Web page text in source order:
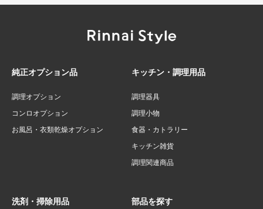
純正オプション品
調理オプション
コンロオプション
お風呂・衣類乾燥オプション
キッチン・調理用品
調理器具
調理小物
食器・カトラリー
キッチン雑貨
調理関連商品
洗剤・掃除用品 部品を探す